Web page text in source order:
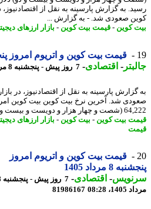
به گزارش پارسینه به نقل از اقتصادنیوز، در
صعودی شد. - به گزارش ...
کوین-قیمت بیت کوین-بازار ارزهای دیجیتال-
قیمت بیت کوین و اتریوم امروز پنجشنبه 8 مرداد
-اقتصادی-7 روز پیش - پنجشنبه 8 مرداد 1405، 08:42
پارسینه به نقل از اقتصادنیوز، در بازار
و بیست و دو) دلار رسید.
بیت کوین-بیت کوین-بازار ارزهای دیجیتال-
قیمت بیت کوین و اتریوم امروز
8 مرداد 1405
-اقتصادی-
7 روز پیش - پنجشنبه 8
08:28
81986167